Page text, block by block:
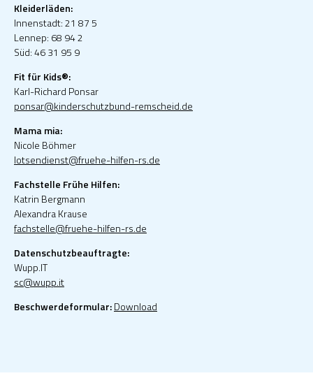
Kleiderläden:
Innenstadt: 21 87 5
Lennep: 68 94 2
Süd: 46 31 95 9
Fit für Kids®:
Karl-Richard Ponsar
ponsar@kinderschutzbund-remscheid.de
Mama mia:
Nicole Böhmer
lotsendienst@fruehe-hilfen-rs.de
Fachstelle Frühe Hilfen:
Katrin Bergmann
Alexandra Krause
fachstelle@fruehe-hilfen-rs.de
Datenschutzbeauftragte:
Wupp.IT
sc@wupp.it
Beschwerdeformular:Download